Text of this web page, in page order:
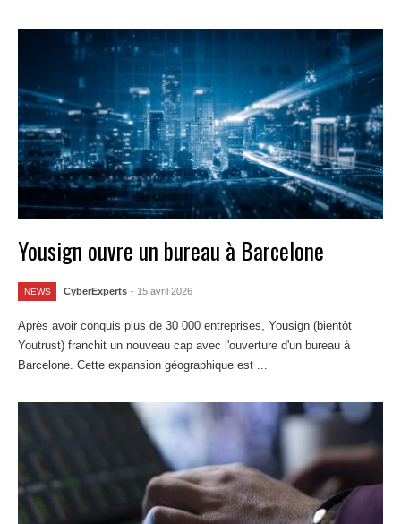
Yousign ouvre un bureau à Barcelone
NEWS CyberExperts - 15 avril 2026
Après avoir conquis plus de 30 000 entreprises, Yousign (bientôt
Youtrust) franchit un nouveau cap avec l'ouverture d'un bureau à
Barcelone. Cette expansion géographique est ...